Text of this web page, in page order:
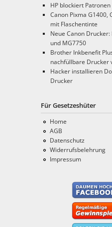
HP blockiert
Canon Pixma G1400,
mit Flaschentinte
Neue Canon
und MG7750
Brother Inkbenefit
nachfüllbare Drucker
Hacker installieren
Drucker
Für Gesetzeshüter
Home
AGB
Datenschutz
Widerrufsbelehrung
Impressum